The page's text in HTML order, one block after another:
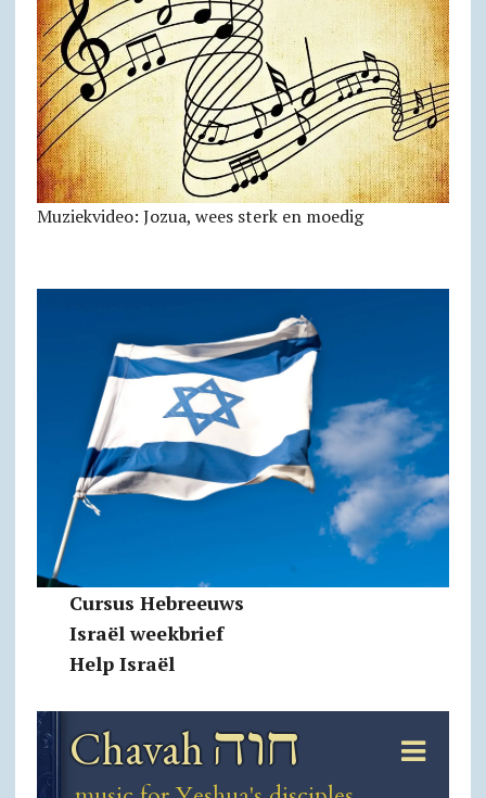
Muziekvideo: Jozua, wees sterk en moedig
Cursus Hebreeuws
Israël weekbrief
Help Israël